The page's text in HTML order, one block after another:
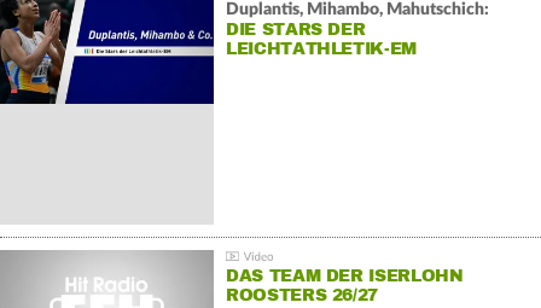
Duplantis, Mihambo, Mahutschich:
DIE STARS DER
LEICHTATHLETIK-EM
DAS TEAM DER ISERLOHN
ROOSTERS 26/27